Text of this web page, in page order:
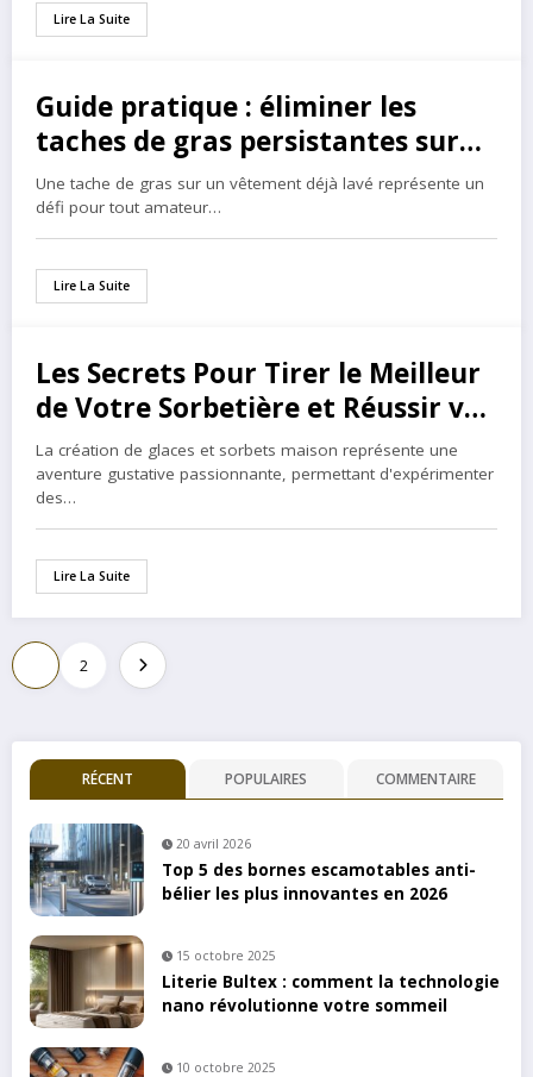
Lire La Suite
22 juin 2024
Guide pratique : éliminer les
taches de gras persistantes sur
vos vêtements déjà lavés
Une tache de gras sur un vêtement déjà lavé représente un
défi pour tout amateur…
Lire La Suite
14 avril 2024
Les Secrets Pour Tirer le Meilleur
de Votre Sorbetière et Réussir vos
Recettes Signature
La création de glaces et sorbets maison représente une
aventure gustative passionnante, permettant d'expérimenter
des…
Lire La Suite
Pagination
des
publications
2
RÉCENT POPULAIRES COMMENTAIRE
20 avril 2026
Top 5 des bornes escamotables anti-
bélier les plus innovantes en 2026
15 octobre 2025
Literie Bultex : comment la technologie
nano révolutionne votre sommeil
10 octobre 2025